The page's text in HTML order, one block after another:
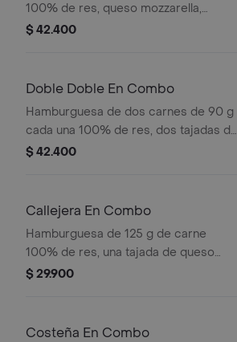
100% de res, queso mozzarella,
tocineta, tomate en rodajas, cebolla
bebida
$ 42.400
Doble Doble En Combo
Hamburguesa de dos carnes de 90 g
cada una 100% de res, dos tajadas de
queso tipo mozzarella, cebolla grillé,
cascos) + bebida PET
$ 42.400
Callejera En Combo
Hamburguesa de 125 g de carne
100% de res, una tajada de queso
tipo mozzarella, papas callejera, salsa
+ bebida PET
$ 29.900
Costeña En Combo